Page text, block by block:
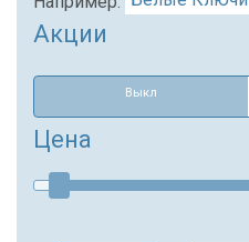
Акции
Выкл
Цена